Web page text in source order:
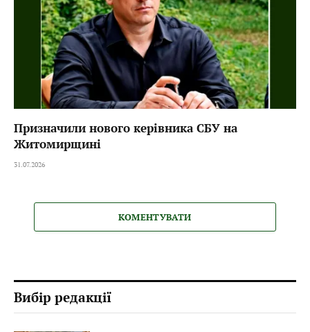
Призначили нового керівника СБУ на
Житомирщині
31.07.2026
КОМЕНТУВАТИ
Вибір редакції